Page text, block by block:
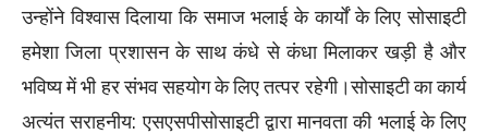
उन्होंने विश्वास दिलाया कि समाज भलाई के कार्यों के लिए सोसाइटी
हमेशा जिला प्रशासन के साथ कंधे से कंधा मिलाकर खड़ी है और
भविष्य में भी हर संभव सहयोग के लिए तत्पर रहेगी।सोसाइटी का कार्य
अत्यंत सराहनीय: एसएसपीसोसाइटी द्वारा मानवता की भलाई के लिए